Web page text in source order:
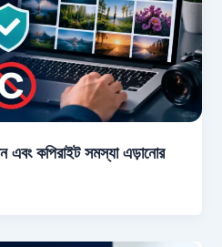
এবং কপিরাইট সমস্যা এড়ানোর